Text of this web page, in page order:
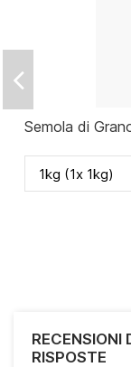
Semola di
RECENSIONI
RISPOSTE